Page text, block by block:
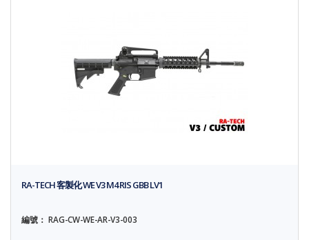
RA-TECH 客製化 WE V3 M4 RIS GBB LV1
編號： RAG-CW-WE-AR-V3-003